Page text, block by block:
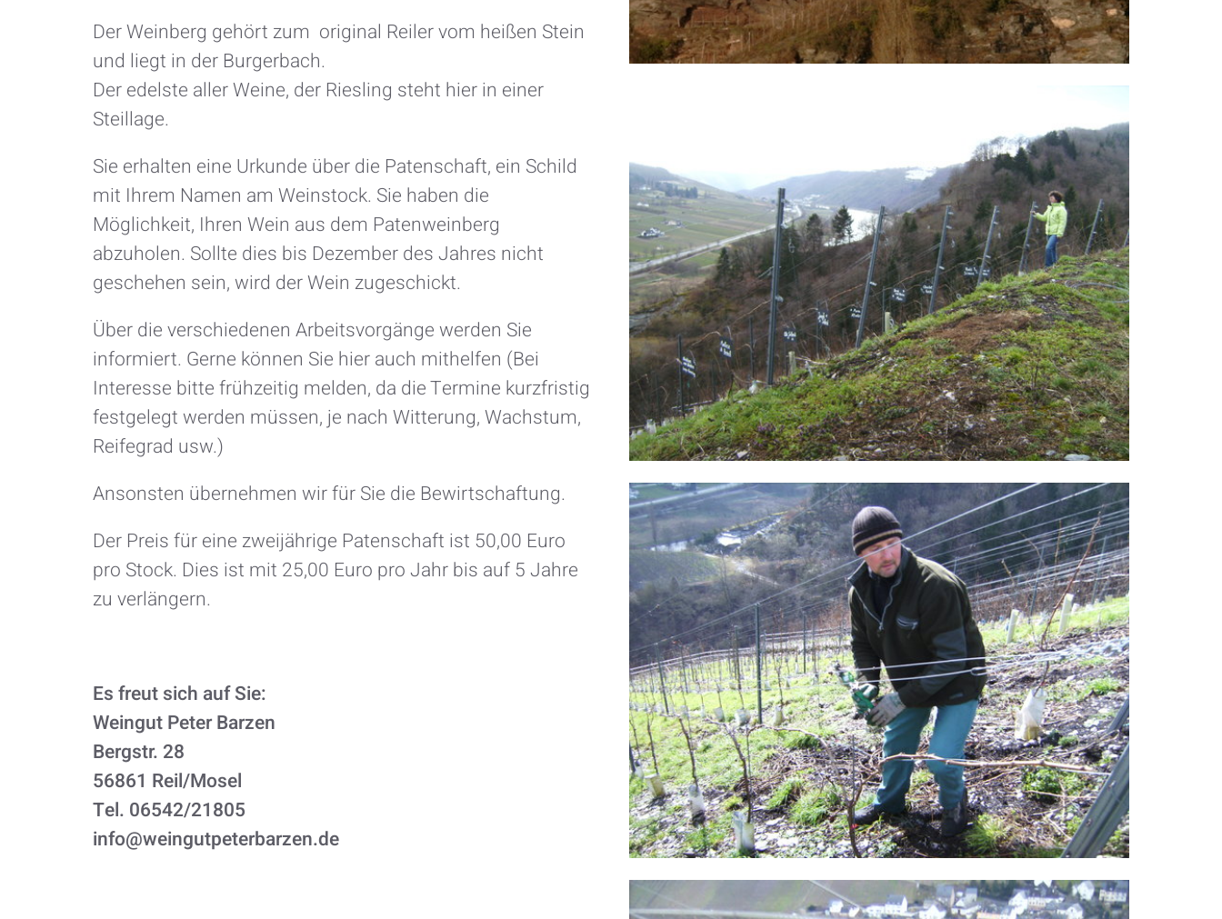
Der Weinberg gehört zum original Reiler vom heißen Stein
und liegt in der Burgerbach.
Der edelste aller Weine, der Riesling steht hier in einer
Steillage.
Sie erhalten eine Urkunde über die Patenschaft, ein Schild
mit Ihrem Namen am Weinstock. Sie haben die
Möglichkeit, Ihren Wein aus dem Patenweinberg
abzuholen. Sollte dies bis Dezember des Jahres nicht
geschehen sein, wird der Wein zugeschickt.
Über die verschiedenen Arbeitsvorgänge werden Sie
informiert. Gerne können Sie hier auch mithelfen (Bei
Interesse bitte frühzeitig melden, da die Termine kurzfristig
festgelegt werden müssen, je nach Witterung, Wachstum,
Reifegrad usw.)
Ansonsten übernehmen wir für Sie die Bewirtschaftung.
Der Preis für eine zweijährige Patenschaft ist 50,00 Euro
pro Stock. Dies ist mit 25,00 Euro pro Jahr bis auf 5 Jahre
zu verlängern.
Es freut sich auf Sie:
Weingut Peter Barzen
Bergstr. 28
56861 Reil/Mosel
Tel. 06542/21805
info@weingutpeterbarzen.de